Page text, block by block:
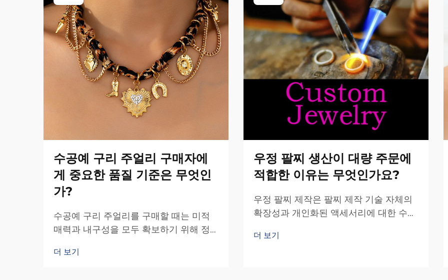
수공예 구리 주얼리 구매자에
게 중요한 품질 기준은 무엇인
가?
수공예 구리 주얼리를 구매할 때는 미적
매력과 내구성을 모두 확보하기 위해 정
준을 이해하는 것이 매우 중요합니다. 대
더 보기
우정 팔찌 생산이 대량 주문에
적합한 이유는 무엇인가요?
우정 팔찌 제작은 팔찌 제작 기술 자체의
확장성과 개인화된 액세서리에 대한 수요
조 분야로 부상하고 있습니다. 복잡한 보
더 보기